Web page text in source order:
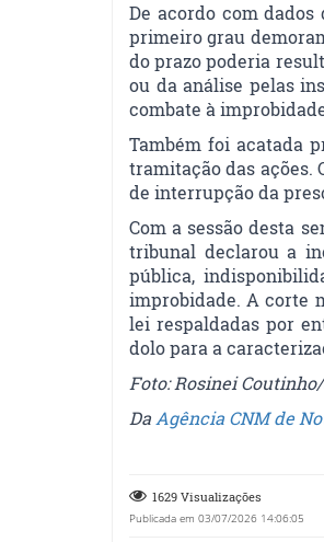
De acordo com dados
primeiro grau
do prazo poderia
ou da análise pelas
combate à
Também foi acatada
tramitação das ações.
de interrupção da
Com a sessão desta
tribunal declarou a
pública,
improbidade. A corte
lei respaldadas por
dolo para a
Foto: Rosinei
Da Agência CNM de
1629 Visualizações
Publicada em 03/07/2026 14:06:05